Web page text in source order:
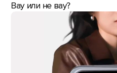
Вау или не вау?